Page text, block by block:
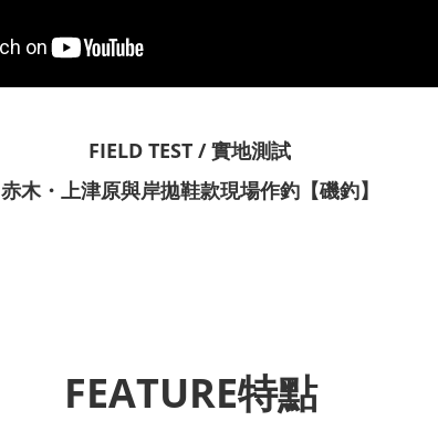
FIELD TEST / 實地測試
赤木・上津原與岸拋鞋款現場作釣【磯釣】
FEATURE特點